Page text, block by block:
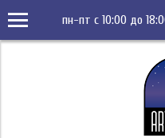
пн-пт с 10:00 до